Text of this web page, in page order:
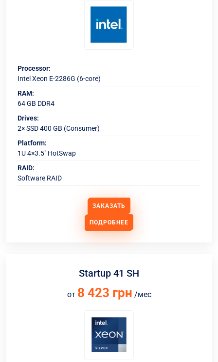
Processor:
Intel Xeon E-2286G (6-core)
RAM:
64 GB DDR4
Drives:
2× SSD 400 GB (Consumer)
Platform:
1U 4×3.5" HotSwap
RAID:
Software RAID
ЗАКАЗАТЬ
ПОДРОБНЕЕ
Startup 41 SH
от 8 423 грн /мес